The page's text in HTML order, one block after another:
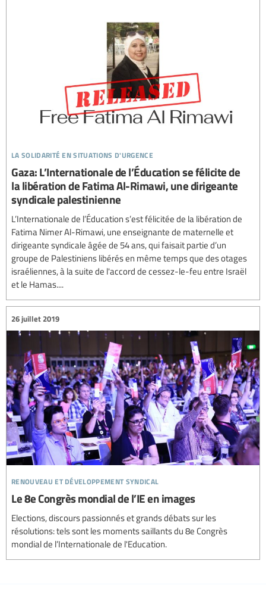
la solidarité en situations d'urgence
Gaza: L’Internationale de l’Éducation se félicite de
la libération de Fatima Al-Rimawi, une dirigeante
syndicale palestinienne
L’Internationale de l’Éducation s’est félicitée de la libération de
Fatima Nimer Al-Rimawi, une enseignante de maternelle et
dirigeante syndicale âgée de 54 ans, qui faisait partie d’un
groupe de Palestiniens libérés en même temps que des otages
israéliennes, à la suite de l'accord de cessez-le-feu entre Israël
et le Hamas....
renouveau et développement syndical
26 juillet 2019
Le 8e Congrès mondial de l’IE en images
Elections, discours passionnés et grands débats sur les
résolutions: tels sont les moments saillants du 8e Congrès
mondial de l’Internationale de l'Education.